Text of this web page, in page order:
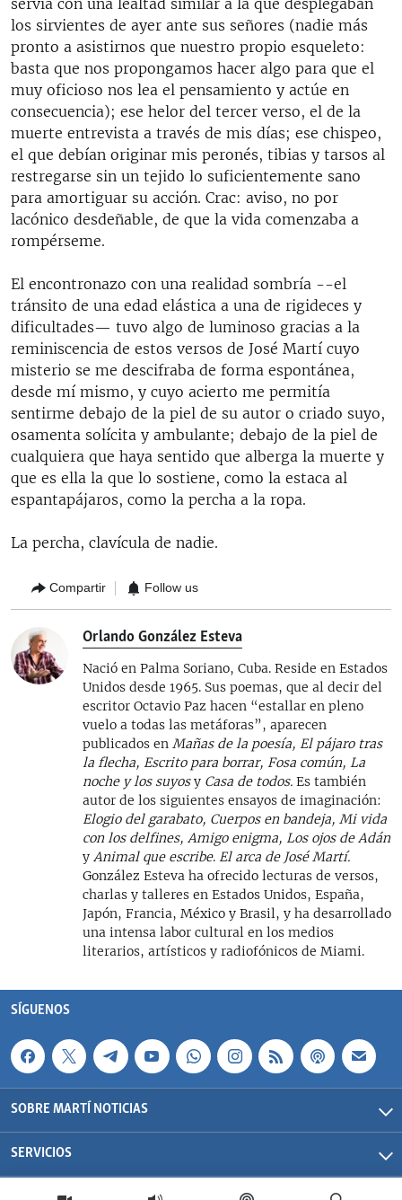
los sirvientes de ayer ante sus señores (nadie más
pronto a asistirnos que nuestro propio esqueleto:
basta que nos propongamos hacer algo para que el
muy oficioso nos lea el pensamiento y actúe en
consecuencia); ese helor del tercer verso, el de la
muerte entrevista a través de mis días; ese chispeo,
el que debían originar mis peronés, tibias y tarsos al
restregarse sin un tejido lo suficientemente sano
para amortiguar su acción. Crac: aviso, no por
lacónico desdeñable, de que la vida comenzaba a
rompérseme.
El encontronazo con una realidad sombría --el
tránsito de una edad elástica a una de rigideces y
dificultades— tuvo algo de luminoso gracias a la
reminiscencia de estos versos de José Martí cuyo
misterio se me descifraba de forma espontánea,
desde mí mismo, y cuyo acierto me permitía
sentirme debajo de la piel de su autor o criado suyo,
osamenta solícita y ambulante; debajo de la piel de
cualquiera que haya sentido que alberga la muerte y
que es ella la que lo sostiene, como la estaca al
espantapájaros, como la percha a la ropa.
La percha, clavícula de nadie.
Compartir Follow us
Orlando González Esteva
Nació en Palma Soriano, Cuba. Reside en Estados
Unidos desde 1965. Sus poemas, que al decir del
escritor Octavio Paz hacen “estallar en pleno
vuelo a todas las metáforas”, aparecen
publicados en Mañas de la poesía, El pájaro tras
la flecha, Escrito para borrar, Fosa común, La
noche y los suyosy Casa de todos. Es también
autor de los siguientes ensayos de imaginación:
Elogio del garabato, Cuerpos en bandeja, Mi vida
con los delfines, Amigo enigma, Los ojos de Adán
y Animal que escribe. El arca de José Martí.
González Esteva ha ofrecido lecturas de versos,
charlas y talleres en Estados Unidos, España,
Japón, Francia, México y Brasil, y ha desarrollado
una intensa labor cultural en los medios
literarios, artísticos y radiofónicos de Miami.
SÍGUENOS
SOBRE MARTÍ NOTICIAS
SERVICIOS